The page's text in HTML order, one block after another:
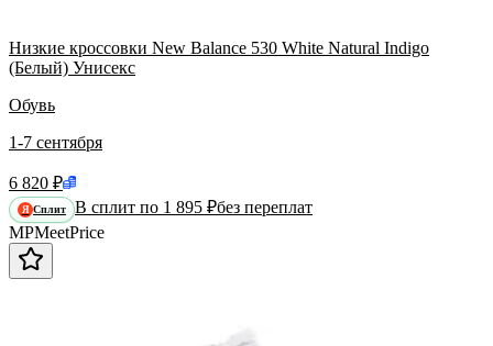
Низкие кроссовки New Balance 530 White Natural Indigo
(Белый) Унисекс
Обувь
1-7 сентября
6 820 ₽
Я Сплит В сплит по 1 895 ₽без переплат
MPMeetPrice